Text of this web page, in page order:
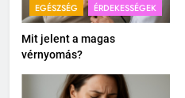
EGÉSZSÉG ÉRDEKESSÉGEK
Mit jelent a magas
vérnyomás?